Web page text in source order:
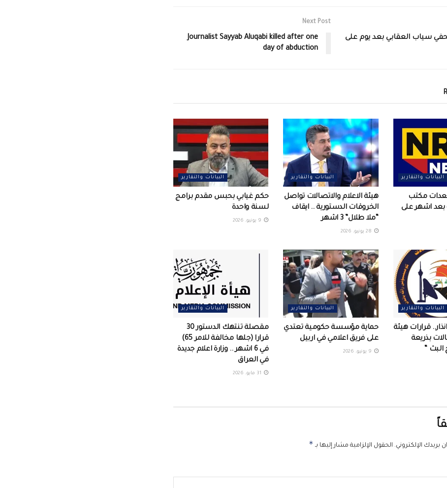
سياب العقابي بعد يوم على
Next Post
Journalist Sayyab Aluqabi killed after one
day of abduction
البيانات والتقارير
مكتب
بعد اشهر على
البيانات والتقارير
هيئة الاعلام والاتصالات تواصل
الخروقات الدستورية .. ايقاف
“ملا طلال” 3 اشهر
البيانات والتقارير
حكم غيابي بحبس مقدم برامج
لسنة واحدة
البيانات والتقارير
قرارات هيئة
بذريعة
“
البيانات والتقارير
حماية مؤسسة حكومية تعتدي
على فريق اعلامي في اربيل ‏
البيانات والتقارير
مقصلة تنتهك الدستور 30
قرارا (جلها مخالفة للامر 65)
في 6 اشهر .. وزارة اعلام جديدة
في العراق
بريدك الإلكتروني. الحقول الإلزامية مشار إليها بـ *